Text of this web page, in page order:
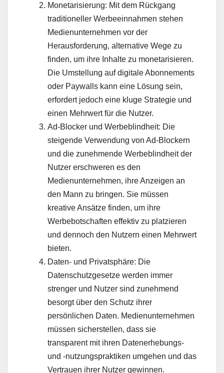
Monetarisierung: Mit dem Rückgang
traditioneller Werbeeinnahmen stehen
Medienunternehmen vor der
Herausforderung, alternative Wege zu
finden, um ihre Inhalte zu monetarisieren.
Die Umstellung auf digitale Abonnements
oder Paywalls kann eine Lösung sein,
erfordert jedoch eine kluge Strategie und
einen Mehrwert für die Nutzer.
Ad-Blocker und Werbeblindheit: Die
steigende Verwendung von Ad-Blockern
und die zunehmende Werbeblindheit der
Nutzer erschweren es den
Medienunternehmen, ihre Anzeigen an
den Mann zu bringen. Sie müssen
kreative Ansätze finden, um ihre
Werbebotschaften effektiv zu platzieren
und dennoch den Nutzern einen Mehrwert
bieten.
Daten- und Privatsphäre: Die
Datenschutzgesetze werden immer
strenger und Nutzer sind zunehmend
besorgt über den Schutz ihrer
persönlichen Daten. Medienunternehmen
müssen sicherstellen, dass sie
transparent mit ihren Datenerhebungs-
und -nutzungspraktiken umgehen und das
Vertrauen ihrer Nutzer gewinnen.